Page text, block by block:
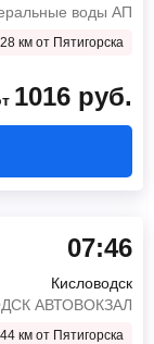
воды АП
28 км от Пятигорска
1016 руб.
07:46
Кисловодск
АВТОВОКЗАЛ
44 км от Пятигорска